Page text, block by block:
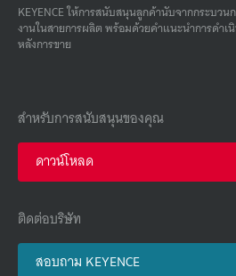
KEYENCE ให้การสนับสนุนลูกค้านับจากกระบว
งานในสายการผลิต พร้อมด้วยคําแนะนําการดํา
หลังการขาย
สำหรับการสนับสนุนของคุณ
ดาวน์โหลด
ติดต่อบริษัท
สอบถาม KEYENCE